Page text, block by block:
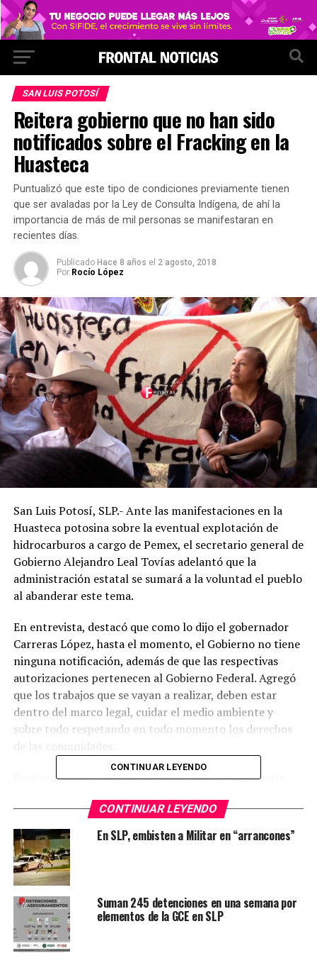
SAN LUIS POTOSÍ
Reitera gobierno que no han sido
notificados sobre el Fracking en la
Huasteca
Puntualizó que este tipo de condiciones previamente tienen
que ser avaladas por la Ley de Consulta Indígena, de ahí la
importancia de más de mil personas se manifestaran en
recientes días.
Publicado Hace 8 años el 2 agosto, 2018
Por Rocío López
San Luis Potosí, SLP.- Ante las manifestaciones en la
Huasteca potosina sobre la eventual explotación de
hidrocarburos a cargo de Pemex, el secretario general de
Gobierno Alejandro Leal Tovías adelantó que la
administración estatal se sumará a la voluntad el pueblo
al abanderar este tema.
En entrevista, destacó que como lo dijo el gobernador
Carreras López, hasta el momento, el Gobierno no tiene
ninguna notificación, además de que las respectivas
autorizaciones pertenecen al Gobierno Federal. Agregó
que los trabajos que se vayan a realizar, deben estar
dentro del marco legal, cuidar el medio ambiente y
sobre todo respetando en todo momento los derechos
Puntualizó que este tipo de condiciones previamente
de ahí la importancia de más de mil personas se
manifestaran en recientes días.
Recordó que dentro de la reforma energética hay un
plan nacional de explotación y dentro de este programa
hay una parte en San Luis Potosí; no obstante en la
entidad no hay ningún movimiento de este tipo, aun no
hay conocimiento de que se vaya a explotar ningún
esquema, preparativos o algún tipo de producto de
CONTINUAR LEYENDO
CONTINUAR LEYENDO
En SLP, embisten a Militar en “arrancones”
Suman 245 detenciones en una semana por
elementos de la GCE en SLP